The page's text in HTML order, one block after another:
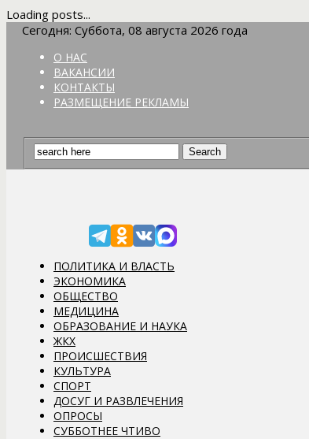
Loading posts...
Сегодня: Суббота, 08 августа 2026 года
О НАС
ВАКАНСИИ
КОНТАКТЫ
РАЗМЕЩЕНИЕ РЕКЛАМЫ
ПОЛИТИКА И ВЛАСТЬ
ЭКОНОМИКА
ОБЩЕСТВО
МЕДИЦИНА
ОБРАЗОВАНИЕ И НАУКА
ЖКХ
ПРОИСШЕСТВИЯ
КУЛЬТУРА
СПОРТ
ДОСУГ И РАЗВЛЕЧЕНИЯ
ОПРОСЫ
СУББОТНЕЕ ЧТИВО